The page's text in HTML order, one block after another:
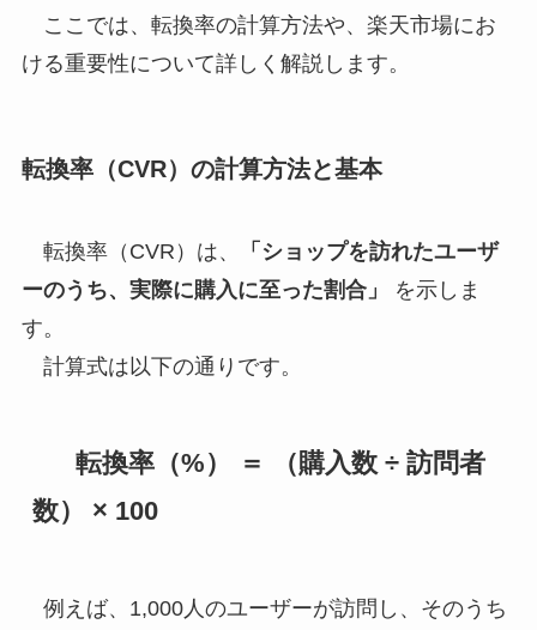
ここでは、転換率の計算方法や、楽天市場にお
ける重要性について詳しく解説します。
転換率（CVR）の計算方法と基本
転換率（CVR）は、
「ショップを訪れたユーザ
ーのうち、実際に購入に至った割合」
を示しま
す。
計算式は以下の通りです。
転換率（%） ＝ （購入数 ÷ 訪問者
数） × 100
例えば、1,000人のユーザーが訪問し、そのうち